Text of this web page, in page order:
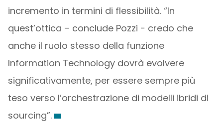
incremento in termini di flessibilità. “In
quest’ottica – conclude Pozzi − credo che
anche il ruolo stesso della funzione
Information Technology dovrà evolvere
significativamente, per essere sempre più
teso verso l’orchestrazione di modelli ibridi di
sourcing”.